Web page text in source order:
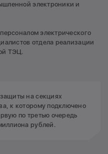
электроники и
электрического
отдела реализации
ТЭЦ.
на секциях
к которому подключено
по третью очередь
рублей.